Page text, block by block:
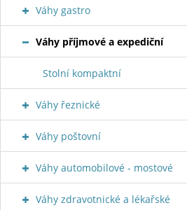
Váhy gastro
Váhy příjmové a expediční
Stolní kompaktní
Váhy řeznické
Váhy poštovní
Váhy automobilové - mostové
Váhy zdravotnické a lékařské